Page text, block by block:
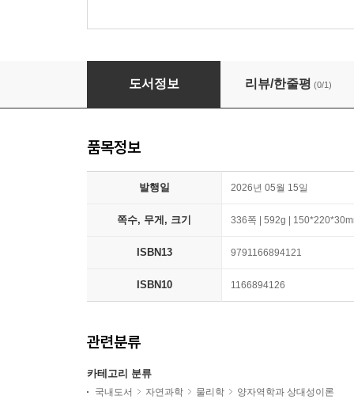
퀀텀 2.0
도서정보 리뷰/한줄평 (0/1)
품목정보
발행일 2026년 05월 15일
쪽수, 무게, 크기 336쪽 | 592g |
ISBN13 9791166894121
ISBN10 1166894126
관련분류
카테고리 분류
국내도서 자연과학 물리학 양자역학과 상대성이론